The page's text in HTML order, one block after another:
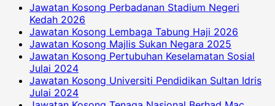
Jawatan Kosong Perbadanan Stadium Negeri
Kedah 2026
Jawatan Kosong Lembaga Tabung Haji 2026
Jawatan Kosong Majlis Sukan Negara 2025
Jawatan Kosong Pertubuhan Keselamatan Sosial
Julai 2024
Jawatan Kosong Universiti Pendidikan Sultan Idris
Julai 2024